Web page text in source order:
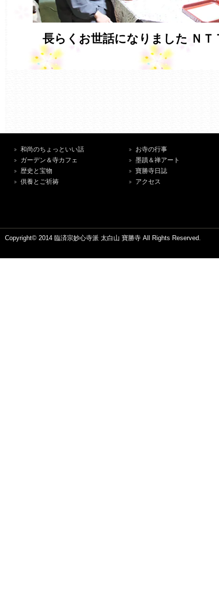
長らくお世話になりました ＮＴ
和尚のちょっといい話
ガーデン＆寺カフェ
歴史と宝物
供養とご祈祷
お寺の行事
墨蹟＆禅アート
寶勝寺日誌
アクセス
Copyright© 2014 臨済宗妙心寺派 太白山 寶勝寺 All Rights Reserved.